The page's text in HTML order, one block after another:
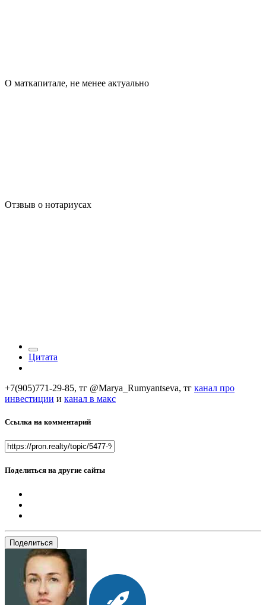
О маткапитале, не менее актуально
Отзвыв о нотариусах
Цитата
+7(905)771-29-85, тг @Marya_Rumyantseva, тг канал про
инвестиции и канал в макс
Ссылка на комментарий
Поделиться на другие сайты
Поделиться